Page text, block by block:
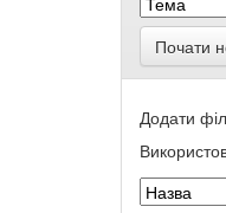
Почати
Додати